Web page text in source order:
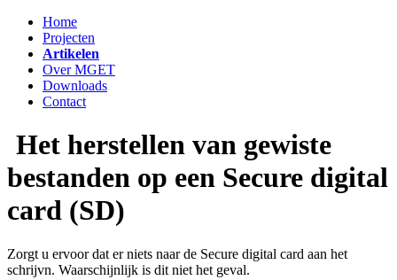
Home
Projecten
Artikelen
Over MGET
Downloads
Contact
Het herstellen van gewiste
bestanden op een Secure digital
card (SD)
Zorgt u ervoor dat er niets naar de Secure digital card aan het
schrijvn. Waarschijnlijk is dit niet het geval.